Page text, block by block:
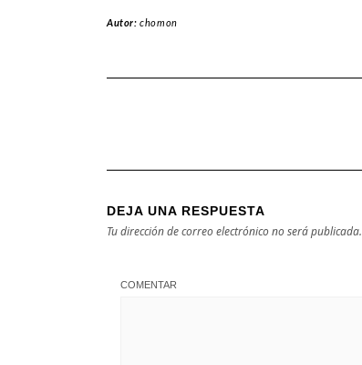
Autor:chomon
DEJA UNA RESPUESTA
Tu dirección de correo electrónico no será publicada.
COMENTAR